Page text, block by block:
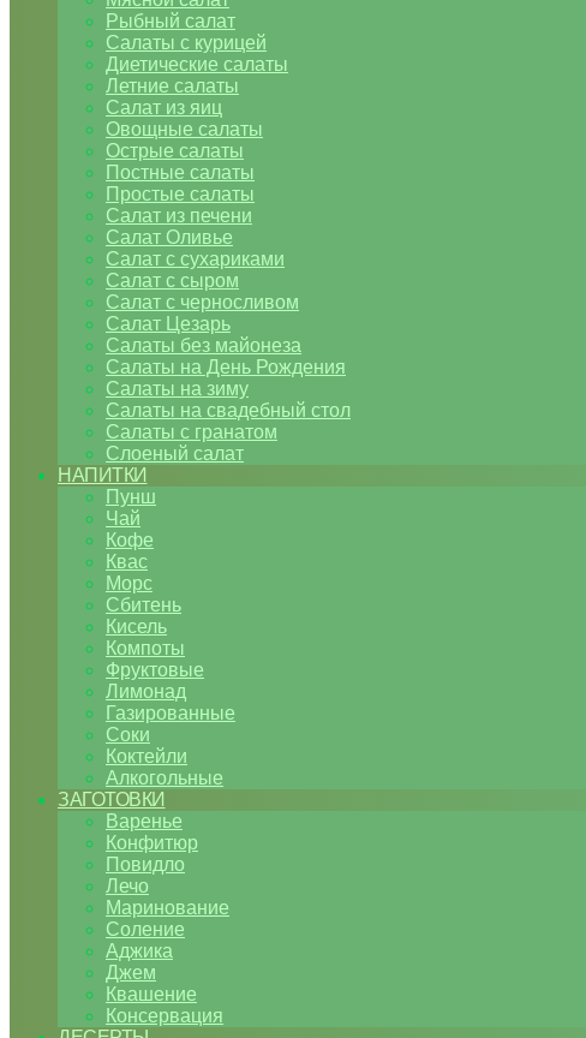
Рыбный салат
Салаты с курицей
Диетические салаты
Летние салаты
Салат из яиц
Овощные салаты
Острые салаты
Постные салаты
Простые салаты
Салат из печени
Салат Оливье
Салат с сухариками
Салат с сыром
Салат с черносливом
Салат Цезарь
Салаты без майонеза
Салаты на День Рождения
Салаты на зиму
Салаты на свадебный стол
Салаты с гранатом
Слоеный салат
НАПИТКИ
Пунш
Чай
Кофе
Квас
Морс
Сбитень
Кисель
Компоты
Фруктовые
Лимонад
Газированные
Соки
Коктейли
Алкогольные
ЗАГОТОВКИ
Варенье
Конфитюр
Повидло
Лечо
Маринование
Соление
Аджика
Джем
Квашение
Консервация